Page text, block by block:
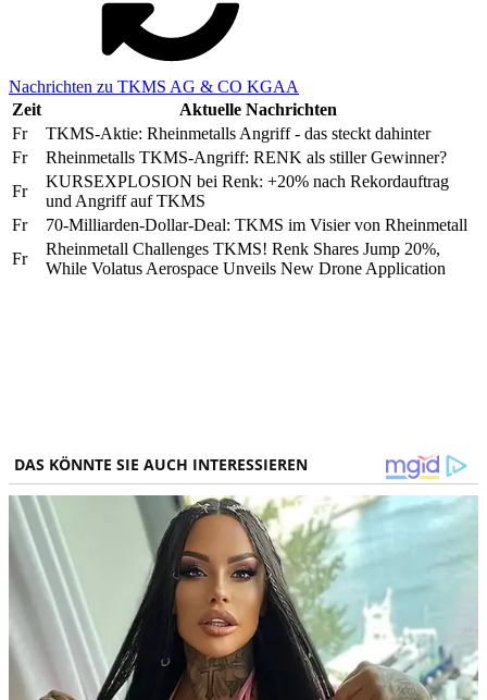
Nachrichten zu TKMS AG & CO KGAA
Zeit
Aktuelle Nachrichten
Fr
TKMS-Aktie: Rheinmetalls Angriff - das steckt dahinter
Fr
Rheinmetalls TKMS-Angriff: RENK als stiller Gewinner?
Fr
KURSEXPLOSION bei Renk: +20% nach Rekordauftrag
und Angriff auf TKMS
Fr
70-Milliarden-Dollar-Deal: TKMS im Visier von Rheinmetall
Fr
Rheinmetall Challenges TKMS! Renk Shares Jump 20%,
While Volatus Aerospace Unveils New Drone Application